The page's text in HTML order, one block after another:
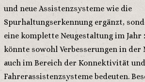
und neue Assistenzsysteme wie die
Spurhaltungserkennung ergänzt,
eine komplette Neugestaltung im Jahr
könnte sowohl Verbesserungen in
auch im Bereich der Konnektivität und
Fahrerassistenzsysteme bedeuten.